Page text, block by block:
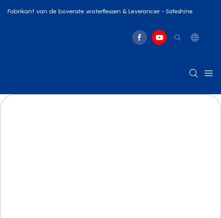
Fabrikant van de bovenste waterflessen & Leverancier - Safeshine